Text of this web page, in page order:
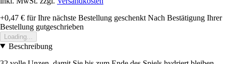
+0,47 € für Ihre nächste Bestellung geschenkt Nach Bestätigung Ihrer
Bestellung gutgeschrieben
Loading...
Beschreibung